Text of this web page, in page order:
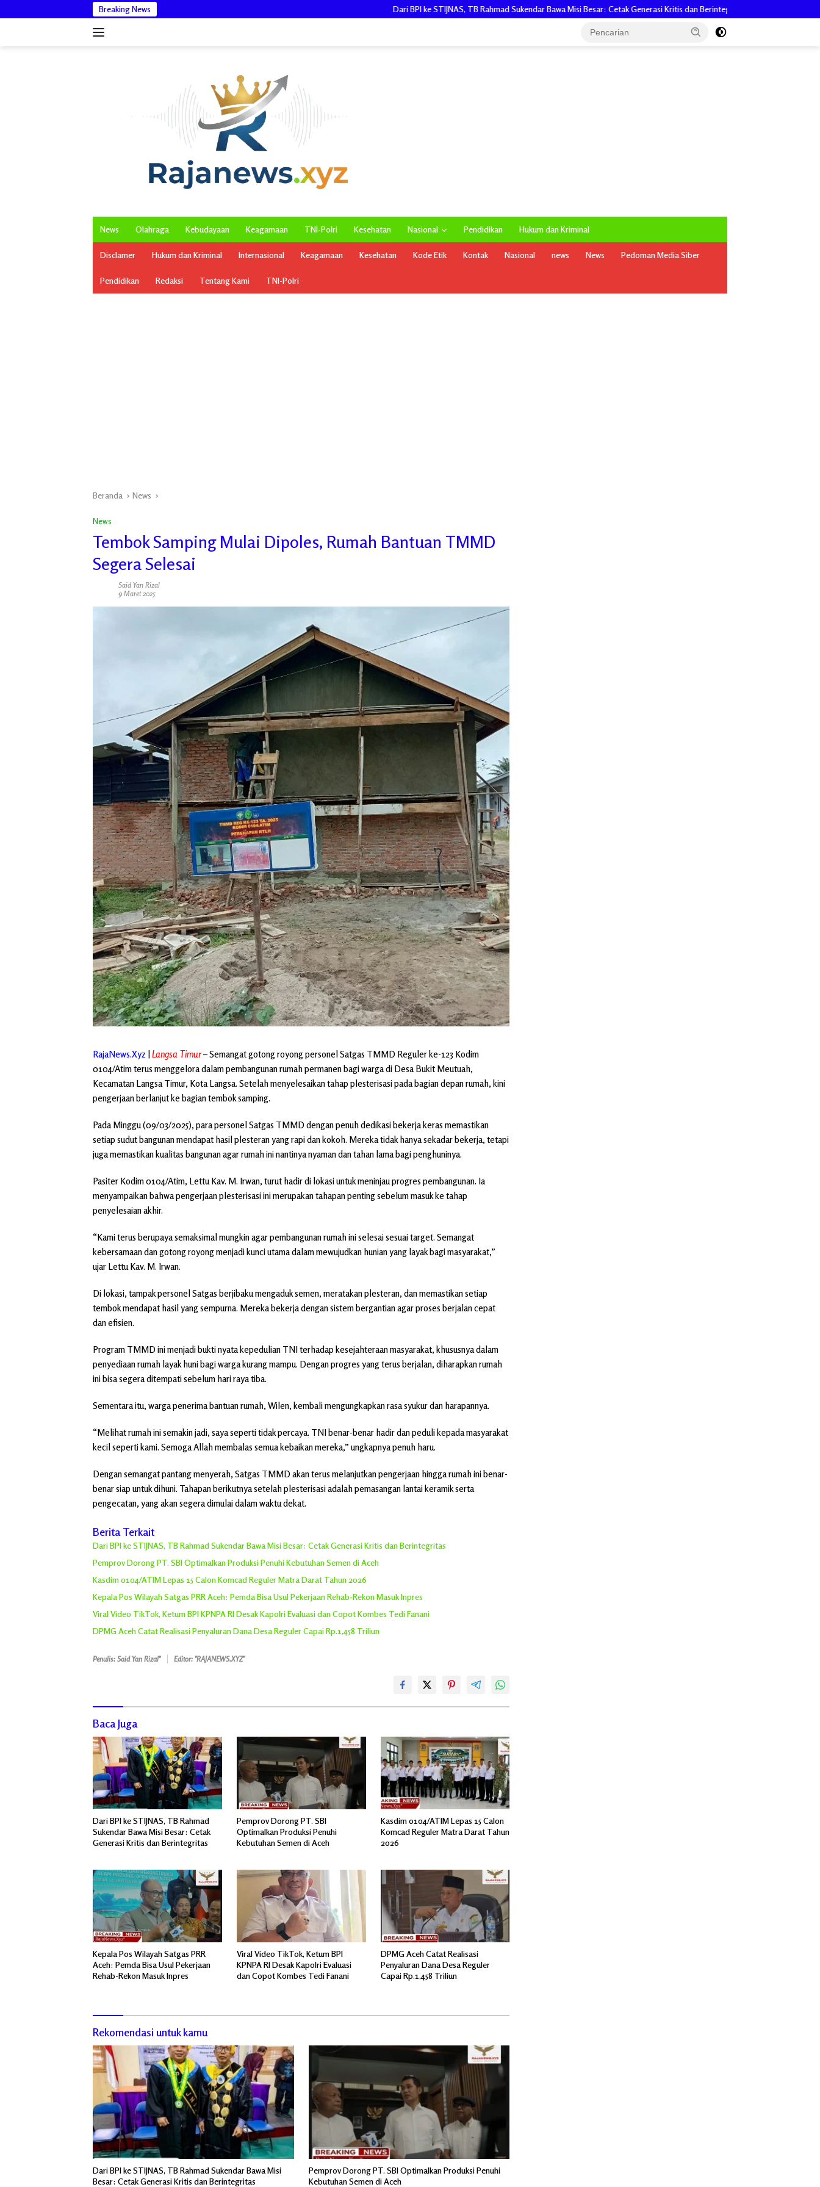
ke
Breaking News Dari BPI ke STIJNAS, TB Rahmad Sukendar Bawa Misi Besar: Cetak Generasi Kritis dan Berintegritas Pemprov Dorong PT. SBI
News Olahraga Kebudayaan Keagamaan TNI-Polri Kesehatan Nasional Pendidikan Hukum dan Kriminal
Disclamer Hukum dan Kriminal Internasional Keagamaan Kesehatan Kode Etik Kontak Nasional news News Pedoman Media Siber
Pendidikan Redaksi Tentang Kami TNI-Polri
Beranda News
News
Tembok Samping Mulai Dipoles, Rumah Bantuan TMMD
Segera Selesai
Said Yan Rizal
9 Maret 2025
RajaNews.Xyz |Langsa Timur– Semangat gotong royong personel Satgas TMMD Reguler ke-123 Kodim
0104/Atim terus menggelora dalam pembangunan rumah permanen bagi warga di Desa Bukit Meutuah,
Kecamatan Langsa Timur, Kota Langsa. Setelah menyelesaikan tahap plesterisasi pada bagian depan rumah, kini
pengerjaan berlanjut ke bagian tembok samping.
Pada Minggu (09/03/2025), para personel Satgas TMMD dengan penuh dedikasi bekerja keras memastikan
setiap sudut bangunan mendapat hasil plesteran yang rapi dan kokoh. Mereka tidak hanya sekadar bekerja, tetapi
juga memastikan kualitas bangunan agar rumah ini nantinya nyaman dan tahan lama bagi penghuninya.
Pasiter Kodim 0104/Atim, Lettu Kav. M. Irwan, turut hadir di lokasi untuk meninjau progres pembangunan. Ia
menyampaikan bahwa pengerjaan plesterisasi ini merupakan tahapan penting sebelum masuk ke tahap
penyelesaian akhir.
“Kami terus berupaya semaksimal mungkin agar pembangunan rumah ini selesai sesuai target. Semangat
kebersamaan dan gotong royong menjadi kunci utama dalam mewujudkan hunian yang layak bagi masyarakat,”
ujar Lettu Kav. M. Irwan.
Di lokasi, tampak personel Satgas berjibaku mengaduk semen, meratakan plesteran, dan memastikan setiap
tembok mendapat hasil yang sempurna. Mereka bekerja dengan sistem bergantian agar proses berjalan cepat
dan efisien.
Program TMMD ini menjadi bukti nyata kepedulian TNI terhadap kesejahteraan masyarakat, khususnya dalam
penyediaan rumah layak huni bagi warga kurang mampu. Dengan progres yang terus berjalan, diharapkan rumah
ini bisa segera ditempati sebelum hari raya tiba.
Sementara itu, warga penerima bantuan rumah, Wilen, kembali mengungkapkan rasa syukur dan harapannya.
“Melihat rumah ini semakin jadi, saya seperti tidak percaya. TNI benar-benar hadir dan peduli kepada masyarakat
kecil seperti kami. Semoga Allah membalas semua kebaikan mereka,” ungkapnya penuh haru.
Dengan semangat pantang menyerah, Satgas TMMD akan terus melanjutkan pengerjaan hingga rumah ini benar-
benar siap untuk dihuni. Tahapan berikutnya setelah plesterisasi adalah pemasangan lantai keramik serta
pengecatan, yang akan segera dimulai dalam waktu dekat.
Berita Terkait
Dari BPI ke STIJNAS, TB Rahmad Sukendar Bawa Misi Besar: Cetak Generasi Kritis dan Berintegritas
Pemprov Dorong PT. SBI Optimalkan Produksi Penuhi Kebutuhan Semen di Aceh
Kasdim 0104/ATIM Lepas 15 Calon Komcad Reguler Matra Darat Tahun 2026
Kepala Pos Wilayah Satgas PRR Aceh: Pemda Bisa Usul Pekerjaan Rehab-Rekon Masuk Inpres
Viral Video TikTok, Ketum BPI KPNPA RI Desak Kapolri Evaluasi dan Copot Kombes Tedi Fanani
DPMG Aceh Catat Realisasi Penyaluran Dana Desa Reguler Capai Rp.1,458 Triliun
Penulis: Said Yan Rizal" Editor: "RAJANEWS.XYZ"
Baca Juga
Dari BPI ke STIJNAS, TB Rahmad
Sukendar Bawa Misi Besar: Cetak
Generasi Kritis dan Berintegritas
Pemprov Dorong PT. SBI
Optimalkan Produksi Penuhi
Kebutuhan Semen di Aceh
Kasdim 0104/ATIM Lepas 15 Calon
Komcad Reguler Matra Darat Tahun
2026
Kepala Pos Wilayah Satgas PRR
Aceh: Pemda Bisa Usul Pekerjaan
Rehab-Rekon Masuk Inpres
Viral Video TikTok, Ketum BPI
KPNPA RI Desak Kapolri Evaluasi
dan Copot Kombes Tedi Fanani
DPMG Aceh Catat Realisasi
Penyaluran Dana Desa Reguler
Capai Rp.1,458 Triliun
Rekomendasi untuk kamu
Dari BPI ke STIJNAS, TB Rahmad Sukendar Bawa Misi
Besar: Cetak Generasi Kritis dan Berintegritas
Pemprov Dorong PT. SBI Optimalkan Produksi Penuhi
Kebutuhan Semen di Aceh